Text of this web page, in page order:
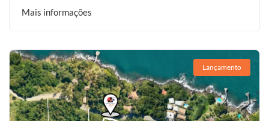
Mais informações
Lançamento